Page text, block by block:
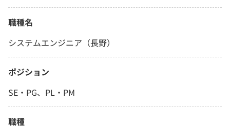
職種名
システムエンジニア（長野）
ポジション
SE・PG、PL・PM
職種